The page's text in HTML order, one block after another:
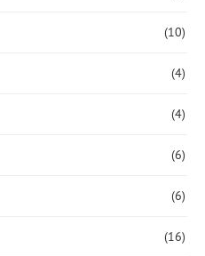
(10)
(4)
(4)
(6)
(6)
(16)